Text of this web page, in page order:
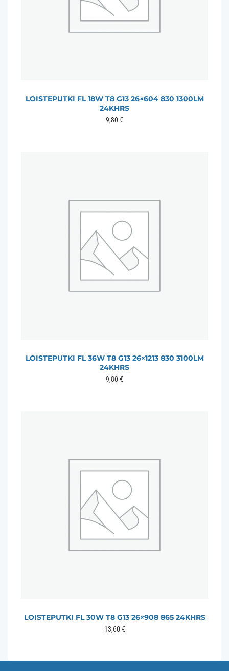
LOISTEPUTKI FL 18W T8 G13 26×604 830 1300LM
24KHRS
9,80€
LOISTEPUTKI FL 36W T8 G13 26×1213 830 3100LM
24KHRS
9,80€
LOISTEPUTKI FL 30W T8 G13 26×908 865 24KHRS
13,60€